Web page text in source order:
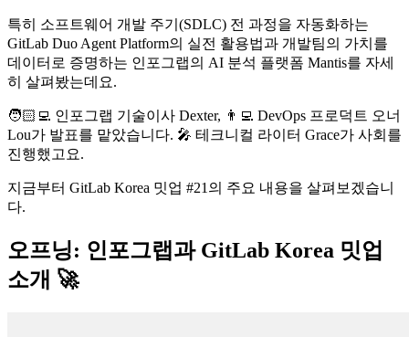
특히 소프트웨어 개발 주기(SDLC) 전 과정을 자동화하는
GitLab Duo Agent Platform의 실전 활용법과 개발팀의 가치를
데이터로 증명하는 인포그랩의 AI 분석 플랫폼 Mantis를 자세
히 살펴봤는데요.
🧑🏻‍💻 인포그랩 기술이사 Dexter, 👨‍💻 DevOps 프로덕트 오너
Lou가 발표를 맡았습니다. 🎤 테크니컬 라이터 Grace가 사회를
진행했고요.
지금부터 GitLab Korea 밋업 #21의 주요 내용을 살펴보겠습니
다.
오프닝: 인포그랩과 GitLab Korea 밋업
소개 🚀